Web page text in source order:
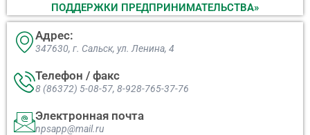
ПОДДЕРЖКИ ПРЕДПРИНИМАТЕЛЬСТВА»
Адрес:
347630, г. Сальск, ул. Ленина, 4​
Телефон / факс
8 (86372) 5-08-57, 8-928-765-37-76
Электронная почта
npsapp@mail.ru